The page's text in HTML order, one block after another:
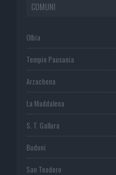
COMUNI
Olbia
Tempio Pausania
Arzachena
La Maddalena
S. T. Gallura
Budoni
San Teodoro